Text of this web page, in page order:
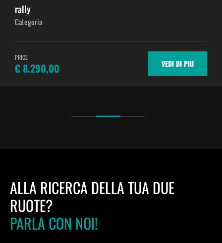
rally
Categoria
PRICE
€ 8.290,00 VEDI DI PIU
ALLA RICERCA DELLA TUA DUE
RUOTE?
PARLA CON NOI!